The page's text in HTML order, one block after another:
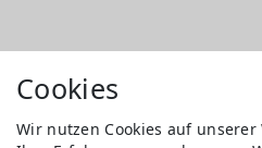
Cookies
Wir nutzen Cookies auf